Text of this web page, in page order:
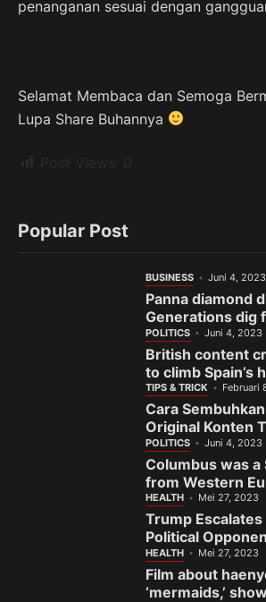
penanganan sesuai dengan
Selamat Membaca dan Semoga
Lupa Share Buhannya
Popular Post
BUSINESS Juni 4, 2023
Panna diamond
Generations dig
India’s gem town
POLITICS Juni 4, 2023
British content
to climb Spain’s
TIPS & TRICK Februari
Cara
Original Konten
Fanspage
POLITICS Juni 4, 2023
Columbus was a
from Western
finds
HEALTH Mei 27, 2023
Trump
Political
the ‘Enemy’
HEALTH Mei 27, 2023
Film about
‘mermaids,’